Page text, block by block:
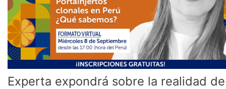
Experta expondrá sobre la realidad de
en
Perú